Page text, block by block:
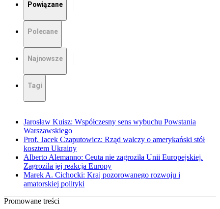
Powiązane
Polecane
Najnowsze
Tagi
Jarosław Kuisz: Współczesny sens wybuchu Powstania
Warszawskiego
Prof. Jacek Czaputowicz: Rząd walczy o amerykański stół
kosztem Ukrainy
Alberto Alemanno: Ceuta nie zagroziła Unii Europejskiej.
Zagroziła jej reakcja Europy
Marek A. Cichocki: Kraj pozorowanego rozwoju i
amatorskiej polityki
Promowane treści